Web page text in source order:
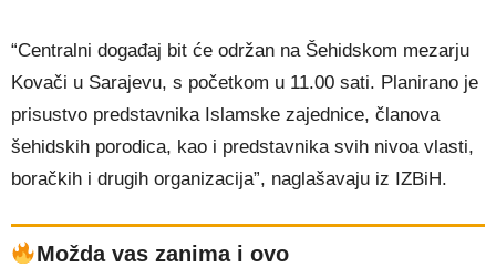
“Centralni događaj bit će održan na Šehidskom mezarju
Kovači u Sarajevu, s početkom u 11.00 sati. Planirano je
prisustvo predstavnika Islamske zajednice, članova
šehidskih porodica, kao i predstavnika svih nivoa vlasti,
boračkih i drugih organizacija”, naglašavaju iz IZBiH.
Možda vas zanima i ovo